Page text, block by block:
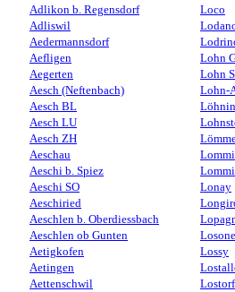
Adlikon b. Regensdorf
Adliswil
Aedermannsdorf
Aefligen
Aegerten
Aesch (Neftenbach)
Aesch BL
Aesch LU
Aesch ZH
Aeschau
Aeschi b. Spiez
Aeschi SO
Aeschiried
Aeschlen b. Oberdiessbach
Aeschlen ob Gunten
Aetigkofen
Aetingen
Aettenschwil
Loco
Lohn
Lohn
Lohn-
Lonay
Losone
Lossy
Lostorf